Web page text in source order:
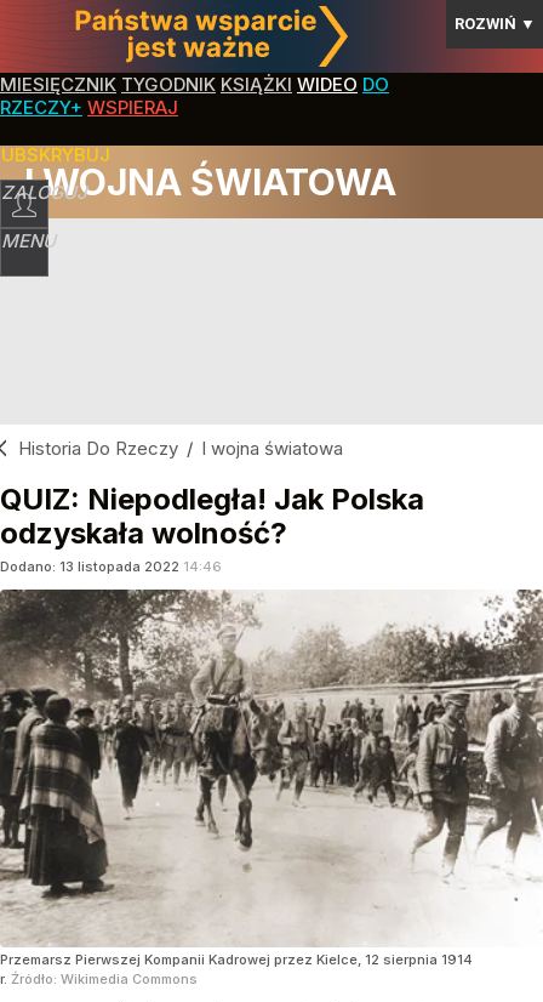
ROZWIŃ ▼
MIESIĘCZNIK TYGODNIK KSIĄŻKI WIDEO DO
RZECZY+ WSPIERAJ
ZALOGUJ
MENU
I WOJNA ŚWIATOWA
Historia Do Rzeczy / I wojna światowa
QUIZ: Niepodległa! Jak Polska
odzyskała wolność?
Dodano: 13 listopada 2022 14:46
Przemarsz Pierwszej Kompanii Kadrowej przez Kielce, 12 sierpnia 1914
r. Źródło: Wikimedia Commons